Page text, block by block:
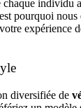
individu
pourquoi
expérience
diversifiée de